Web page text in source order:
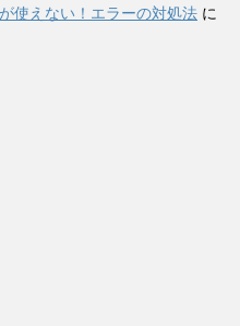
使えない！エラーの対処法 に